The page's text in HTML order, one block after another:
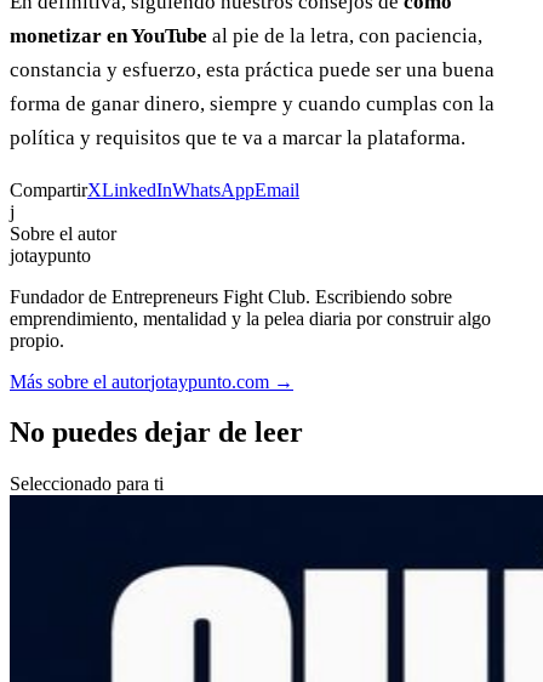
monetizar en YouTube al pie de la letra, con paciencia,
constancia y esfuerzo, esta práctica puede ser una buena
forma de ganar dinero, siempre y cuando cumplas con la
política y requisitos que te va a marcar la plataforma.
CompartirXLinkedInWhatsAppEmail
j
Sobre el autor
jotaypunto
Fundador de Entrepreneurs Fight Club. Escribiendo sobre
emprendimiento, mentalidad y la pelea diaria por construir algo
propio.
Más sobre el autorjotaypunto.com →
No puedes dejar de leer
Seleccionado para ti